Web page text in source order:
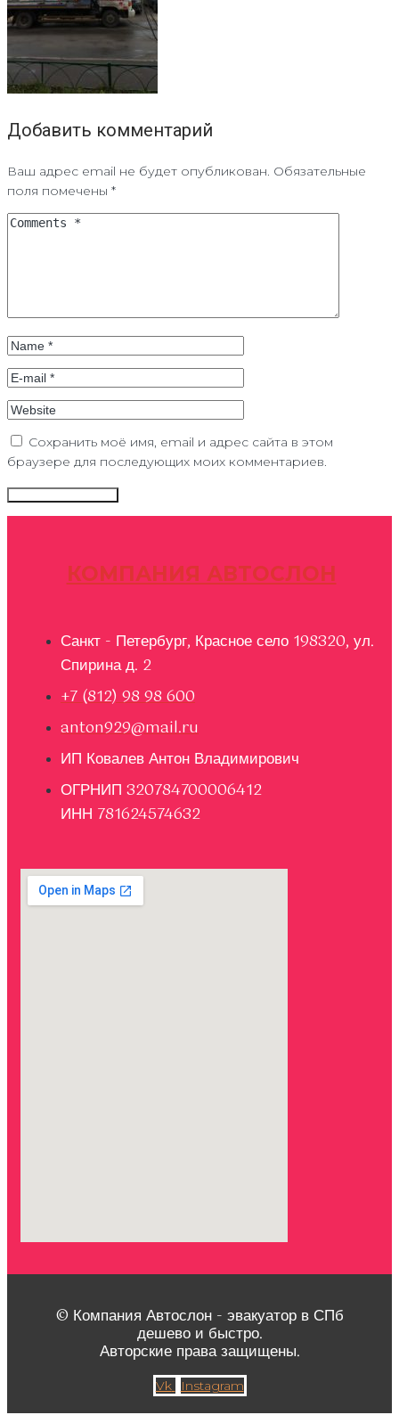
Добавить комментарий
Ваш адрес email не будет опубликован. Обязательные
поля помечены *
Сохранить моё имя, email и адрес сайта в этом
браузере для последующих моих комментариев.
КОМПАНИЯ АВТОСЛОН
Санкт - Петербург, Красное село 198320, ул.
Спирина д. 2
+7 (812) 98 98 600
anton929@mail.ru
ИП Ковалев Антон Владимирович
ОГРНИП 320784700006412
ИНН 781624574632
© Компания Автослон - эвакуатор в СПб
дешево и быстро.
Авторские права защищены.
Vk Instagram